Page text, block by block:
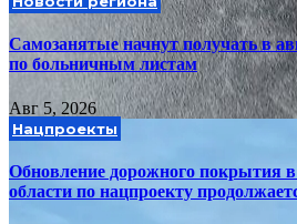
Самозанятые начнут получать в
по больничным листам
Авг 5, 2026
Нацпроекты
Обновление дорожного покрытия
области по нацпроекту